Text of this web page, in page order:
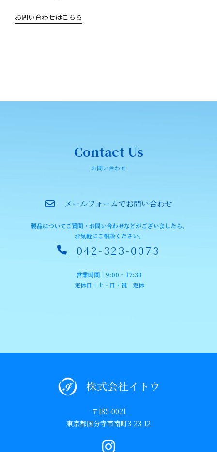
お問い合わせはこちら
Contact Us
お問い合わせ
メールフォームでお問い合わせ
製品についてご質問・お問い合わせなどがございましたら、
お気軽にご相談ください。
042-323-0073
営業時間｜9:00 ~ 17:30
定休日｜土・日・祝 定休
〒185-0021
東京都国分寺市南町3-23-12